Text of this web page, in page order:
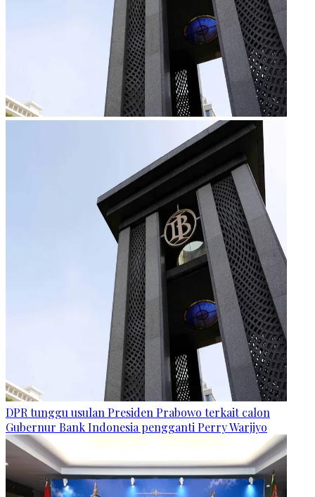
DPR tunggu usulan Presiden Prabowo terkait calon
Gubernur Bank Indonesia pengganti Perry Warjiyo